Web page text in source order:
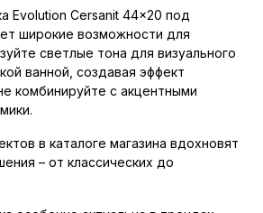
Evolution Cersanit 44x20 под
широкие возможности для
светлые тона для визуального
ванной, создавая эффект
комбинируйте с акцентными
в каталоге магазина вдохновят
– от классических до